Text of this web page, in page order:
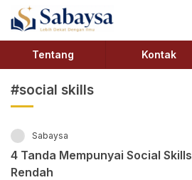
Sabaysa
Lebih Dekat Dengan Ilmu
Tentang Kontak
#social skills
Sabaysa
4 Tanda Mempunyai Social Skills
Rendah